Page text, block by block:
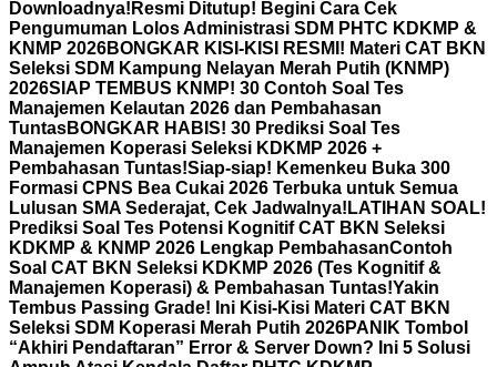
Downloadnya! Resmi Ditutup! Begini Cara Cek
Pengumuman Lolos Administrasi SDM PHTC KDKMP &
KNMP 2026BONGKAR KISI-KISI RESMI! Materi CAT BKN
Seleksi SDM Kampung Nelayan Merah Putih (KNMP)
2026SIAP TEMBUS KNMP! 30 Contoh Soal Tes
Manajemen Kelautan 2026 dan Pembahasan
TuntasBONGKAR HABIS! 30 Prediksi Soal Tes
Manajemen Koperasi Seleksi KDKMP 2026 +
Pembahasan Tuntas!Siap-siap! Kemenkeu Buka 300
Formasi CPNS Bea Cukai 2026 Terbuka untuk Semua
Lulusan SMA Sederajat, Cek Jadwalnya! LATIHAN SOAL!
Prediksi Soal Tes Potensi Kognitif CAT BKN Seleksi
KDKMP & KNMP 2026 Lengkap PembahasanContoh
Soal CAT BKN Seleksi KDKMP 2026 (Tes Kognitif &
Manajemen Koperasi) & Pembahasan Tuntas!Yakin
Tembus Passing Grade! Ini Kisi-Kisi Materi CAT BKN
Seleksi SDM Koperasi Merah Putih 2026PANIK Tombol
“Akhiri Pendaftaran” Error & Server Down? Ini 5 Solusi